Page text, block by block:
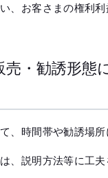
お客さまの権利利
・勧誘形態
時間帯や勧誘場所
、説明方法等に工